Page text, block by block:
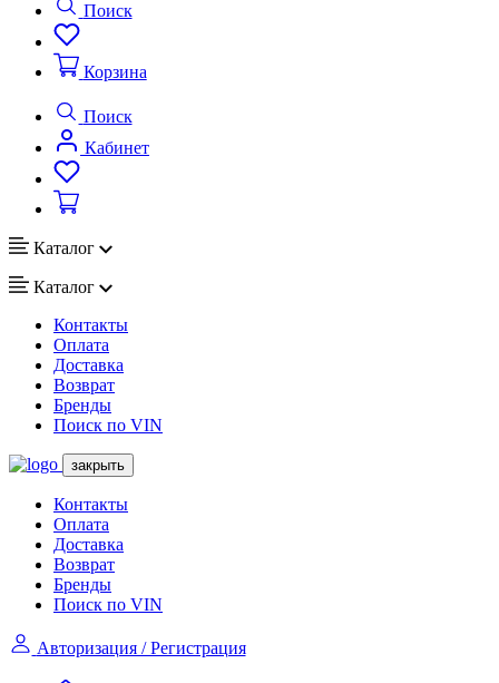
Поиск
Корзина
Поиск
Кабинет
Каталог
Каталог
Контакты
Оплата
Доставка
Возврат
Бренды
Поиск по VIN
закрыть
Контакты
Оплата
Доставка
Возврат
Бренды
Поиск по VIN
Авторизация / Регистрация